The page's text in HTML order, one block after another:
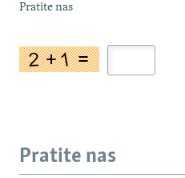
Pratite nas
Pratite nas